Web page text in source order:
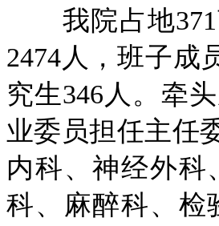
我院占地371
2474人，班子成
究生346人。牵
业委员担任主任
内科、神经外科
科、麻醉科、检